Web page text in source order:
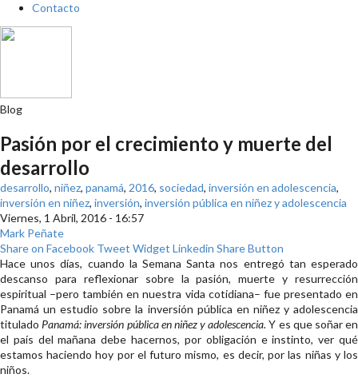
Contacto
Blog
Pasión por el crecimiento y muerte del
desarrollo
desarrollo, niñez, panamá, 2016, sociedad, inversión en adolescencia,
inversión en niñez, inversión, inversión pública en niñez y adolescencia
Viernes, 1 Abril, 2016 - 16:57
Mark Peñate
Share on Facebook Tweet Widget Linkedin Share Button
Hace unos días, cuando la Semana Santa nos entregó tan esperado
descanso para reflexionar sobre la pasión, muerte y resurrección
espiritual –pero también en nuestra vida cotidiana– fue presentado en
Panamá un estudio sobre la inversión pública en niñez y adolescencia
titulado Panamá: inversión pública en niñez y adolescencia. Y es que soñar en
el país del mañana debe hacernos, por obligación e instinto, ver qué
estamos haciendo hoy por el futuro mismo, es decir, por las niñas y los
niños.